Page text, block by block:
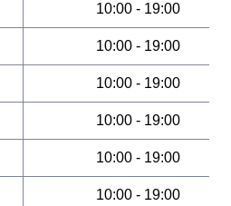
10:00 - 19:00
10:00 - 19:00
10:00 - 19:00
10:00 - 19:00
10:00 - 19:00
10:00 - 19:00